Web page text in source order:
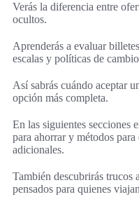
Verás la diferencia entre
ocultos.
Aprenderás a evaluar
escalas y políticas de
Así sabrás cuándo aceptar
opción más completa.
En las siguientes secciones
para ahorrar y métodos
adicionales.
También descubrirás trucos
pensados para quienes